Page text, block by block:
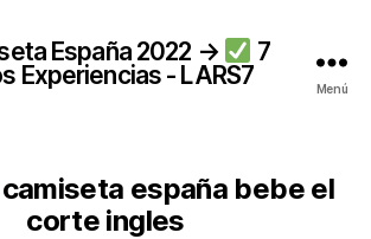
España 2022 →
7
Experiencias - LARS7
Menú
camiseta españa bebe el
corte ingles